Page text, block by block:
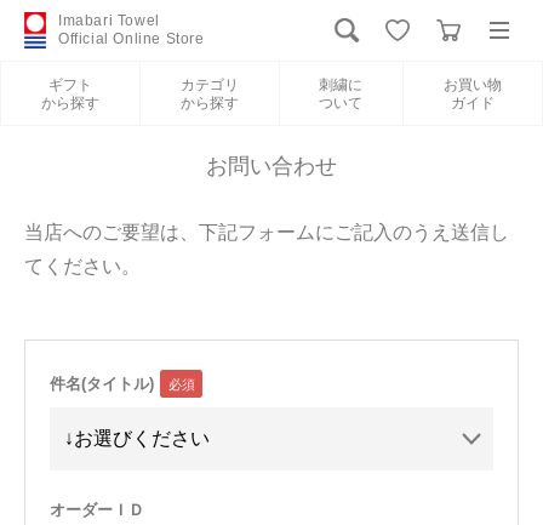
Imabari Towel
Official Online Store
ギフト
から探す
カテゴリ
から探す
刺繍に
ついて
お買い物
ガイド
新規会員登録
カテゴリから探す
お買い物ガイド
International Shipping
お問い合わせ
当店へのご要望は、下記フォームにご記入のうえ送信し
てください。
件名(タイトル)
オーダーＩＤ